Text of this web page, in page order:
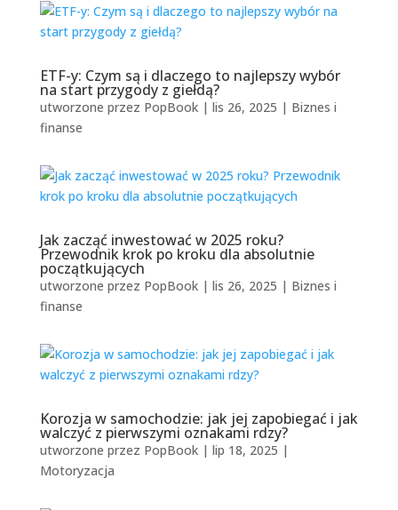
ETF-y: Czym są i dlaczego to najlepszy wybór
na start przygody z giełdą?
utworzone przez PopBook| lis 26, 2025 | Biznes i
finanse
Jak zacząć inwestować w 2025 roku?
Przewodnik krok po kroku dla absolutnie
początkujących
utworzone przez PopBook| lis 26, 2025 | Biznes i
finanse
Korozja w samochodzie: jak jej zapobiegać i jak
walczyć z pierwszymi oznakami rdzy?
utworzone przez PopBook| lip 18, 2025 |
Motoryzacja